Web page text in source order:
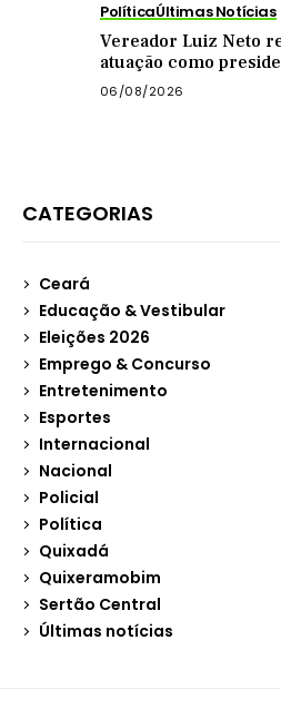
PolíticaÚltimas Notícias
Vereador Luiz Neto
atuação como
Quixadá
06/08/2026
CATEGORIAS
Ceará
Educação & Vestibular
Eleições 2026
Emprego & Concurso
Entretenimento
Esportes
Internacional
Nacional
Policial
Política
Quixadá
Quixeramobim
Sertão Central
Últimas notícias